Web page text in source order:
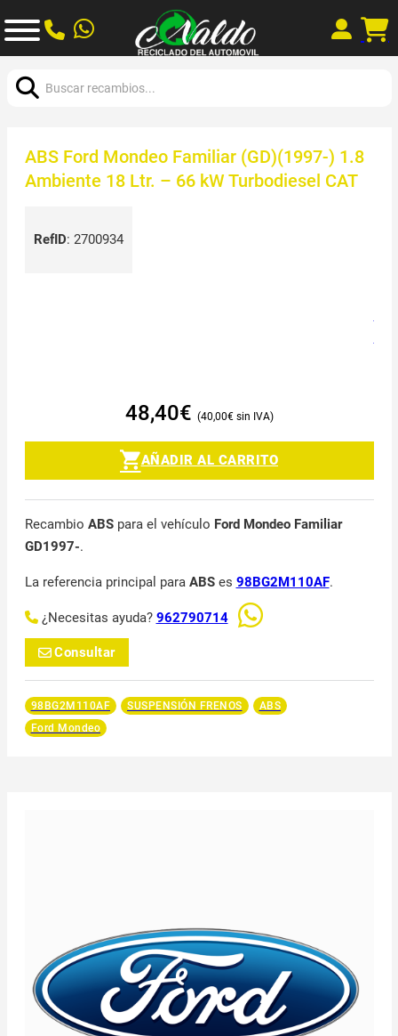
ABS Ford Mondeo Familiar (GD)(1997-) 1.8
Ambiente 18 Ltr. – 66 kW Turbodiesel CAT
RefID: 2700934
48,40€ 40,00€
AÑADIR AL CARRITO
Recambio ABSpara el vehículo Ford Mondeo Familiar
GD1997-.
La referencia principal para ABSes 98BG2M110AF.
¿Necesitas ayuda? 962790714
Consultar
98BG2M110AF SUSPENSIÓN FRENOS
ABS
Ford Mondeo